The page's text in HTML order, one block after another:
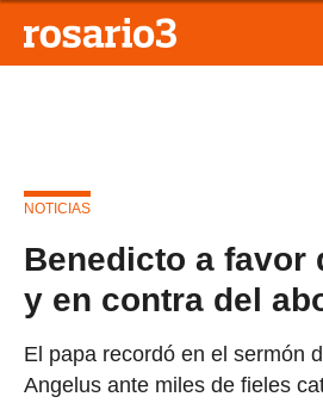
NOTICIAS
Benedicto a favor
y en contra del
El papa recordó en el sermón
Angelus ante miles de fieles